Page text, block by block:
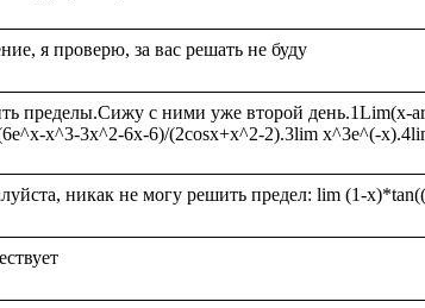
пределы.Сижу с ними уже второй день.1Lim(x-